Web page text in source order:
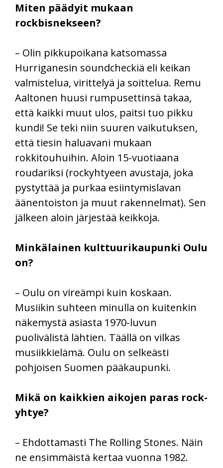
Miten päädyit mukaan
rockbisnekseen?
– Olin pikkupoikana katsomassa
Hurriganesin soundcheckiä eli keikan
valmistelua, virittelyä ja soittelua. Remu
Aaltonen huusi rumpusettinsä takaa,
että kaikki muut ulos, paitsi tuo pikku
kundi! Se teki niin suuren vaikutuksen,
että tiesin haluavani mukaan
rokkitouhuihin. Aloin 15-vuotiaana
roudariksi (rockyhtyeen avustaja, joka
pystyttää ja purkaa esiintymislavan
äänentoiston ja muut rakennelmat). Sen
jälkeen aloin järjestää keikkoja.
Minkälainen kulttuurikaupunki Oulu
on?
– Oulu on vireämpi kuin koskaan.
Musiikin suhteen minulla on kuitenkin
näkemystä asiasta 1970-luvun
puolivälistä lähtien. Täällä on vilkas
musiikkielämä. Oulu on selkeästi
pohjoisen Suomen pääkaupunki.
Mikä on kaikkien aikojen paras rock-
yhtye?
– Ehdottamasti The Rolling Stones. Näin
ne ensimmäistä kertaa vuonna 1982.